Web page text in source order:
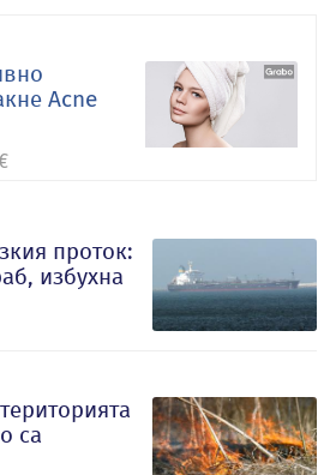
Acne
проток:
избухна
са